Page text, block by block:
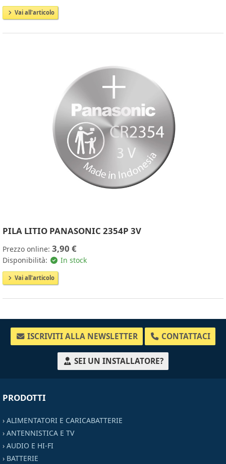
Vai all'articolo
PILA LITIO PANASONIC 2354P 3V
Prezzo online: 3,90 €
Disponibilità: In stock
Vai all'articolo
ISCRIVITI ALLA NEWSLETTER CONTATTACI
SEI UN INSTALLATORE?
PRODOTTI
› ALIMENTATORI E CARICABATTERIE
› ANTENNISTICA E TV
› AUDIO E HI-FI
› BATTERIE